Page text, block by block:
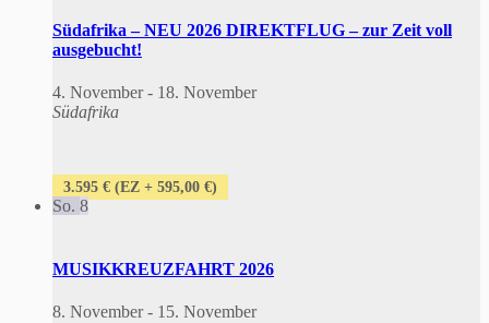
Südafrika – NEU 2026 DIREKTFLUG – zur Zeit voll
ausgebucht!
4. November- 18. November
Südafrika
3.595 € (EZ + 595,00 €)
So. 8
MUSIKKREUZFAHRT 2026
8. November- 15. November